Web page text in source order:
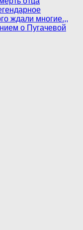
ждали многие.,,
о Пугачевой